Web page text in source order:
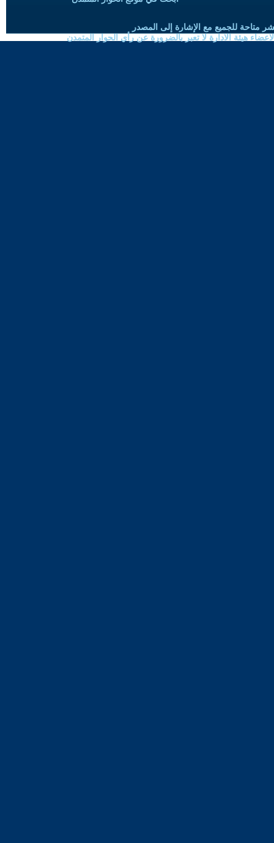
متاحة للجميع مع الإشارة إلى المصدر
هيئة الادارة لا تعبر بالضرورة عن رأي الحوار المتمدن